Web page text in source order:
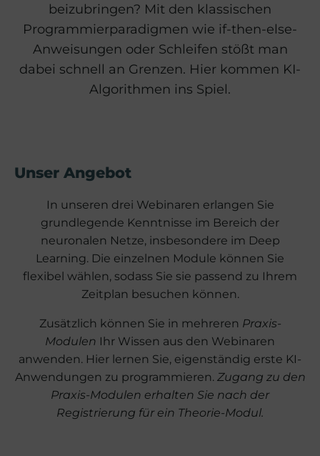
beizubringen? Mit den klassischen
Programmierparadigmen wie if-then-else-
Anweisungen oder Schleifen stößt man
dabei schnell an Grenzen. Hier kommen KI-
Algorithmen ins Spiel.
Unser Angebot
In unseren drei Webinaren erlangen Sie
grundlegende Kenntnisse im Bereich der
neuronalen Netze, insbesondere im Deep
Learning. Die einzelnen Module können Sie
flexibel wählen, sodass Sie sie passend zu Ihrem
Zeitplan besuchen können.
Zusätzlich können Sie in mehreren Praxis-
Modulen Ihr Wissen aus den Webinaren
anwenden. Hier lernen Sie, eigenständig erste KI-
Anwendungen zu programmieren. Zugang zu den
Praxis-Modulen erhalten Sie nach der
Registrierung für ein Theorie-Modul.